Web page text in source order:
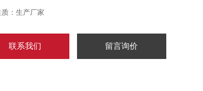
质：生产厂家
联系我们 留言询价